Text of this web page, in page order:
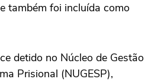
também foi incluída como
detido no Núcleo de Gestão
Prisional (NUGESP),